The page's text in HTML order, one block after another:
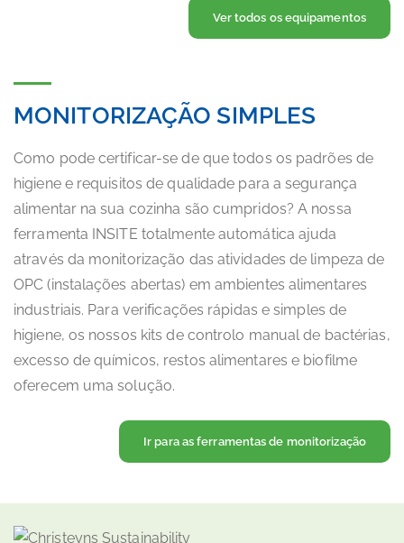
Ver todos os equipamentos
MONITORIZAÇÃO SIMPLES
Como pode certificar-se de que todos os padrões de
higiene e requisitos de qualidade para a segurança
alimentar na sua cozinha são cumpridos? A nossa
ferramenta INSITE totalmente automática ajuda
através da monitorização das atividades de limpeza de
OPC (instalações abertas) em ambientes alimentares
industriais. Para verificações rápidas e simples de
higiene, os nossos kits de controlo manual de bactérias,
excesso de químicos, restos alimentares e biofilme
oferecem uma solução.
Ir para as ferramentas de monitorização